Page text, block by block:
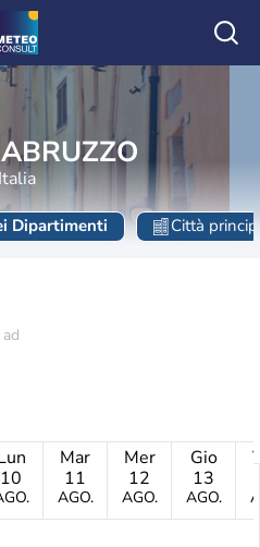
Dipartimenti Città
10
Mar
11
AGO.
Mer
12
AGO.
Gio
13
AGO.